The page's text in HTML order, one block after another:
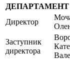
Директор
Заступник
директора